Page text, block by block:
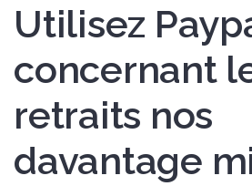
Utilisez
concernant
retraits nos
davantage